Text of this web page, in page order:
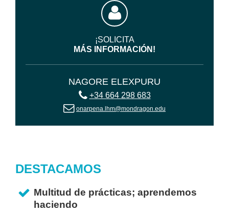
¡SOLICITA
MÁS INFORMACIÓN!
NAGORE ELEXPURU
+34 664 298 683
onarpena.lhm@mondragon.edu
DESTACAMOS
Multitud de prácticas; aprendemos
haciendo